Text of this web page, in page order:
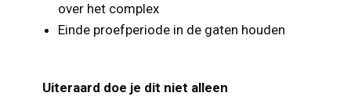
over het complex
Einde proefperiode in de gaten houden
Uiteraard doe je dit niet alleen